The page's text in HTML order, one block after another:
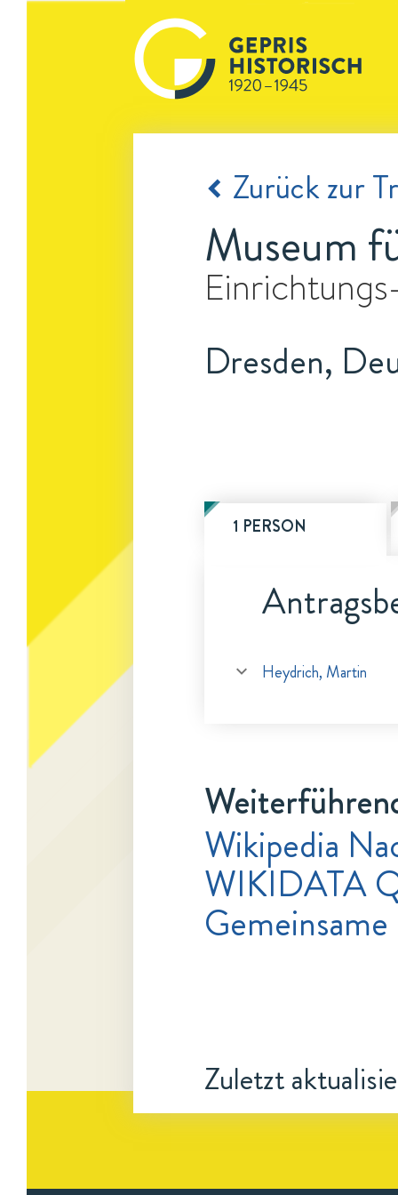
Zurück zur
Museum
Dresden,
1 PERSON
Heydrich, Martin
Wikipedia
WIKIDATA
Zuletzt